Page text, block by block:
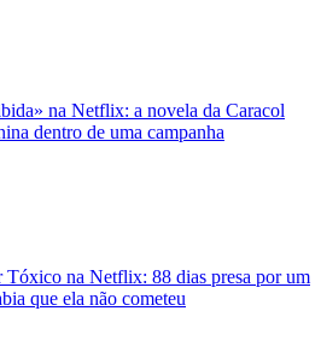
na Netflix: a novela da Caracol
dentro de uma campanha
Tóxico na Netflix: 88 dias presa por um
que ela não cometeu